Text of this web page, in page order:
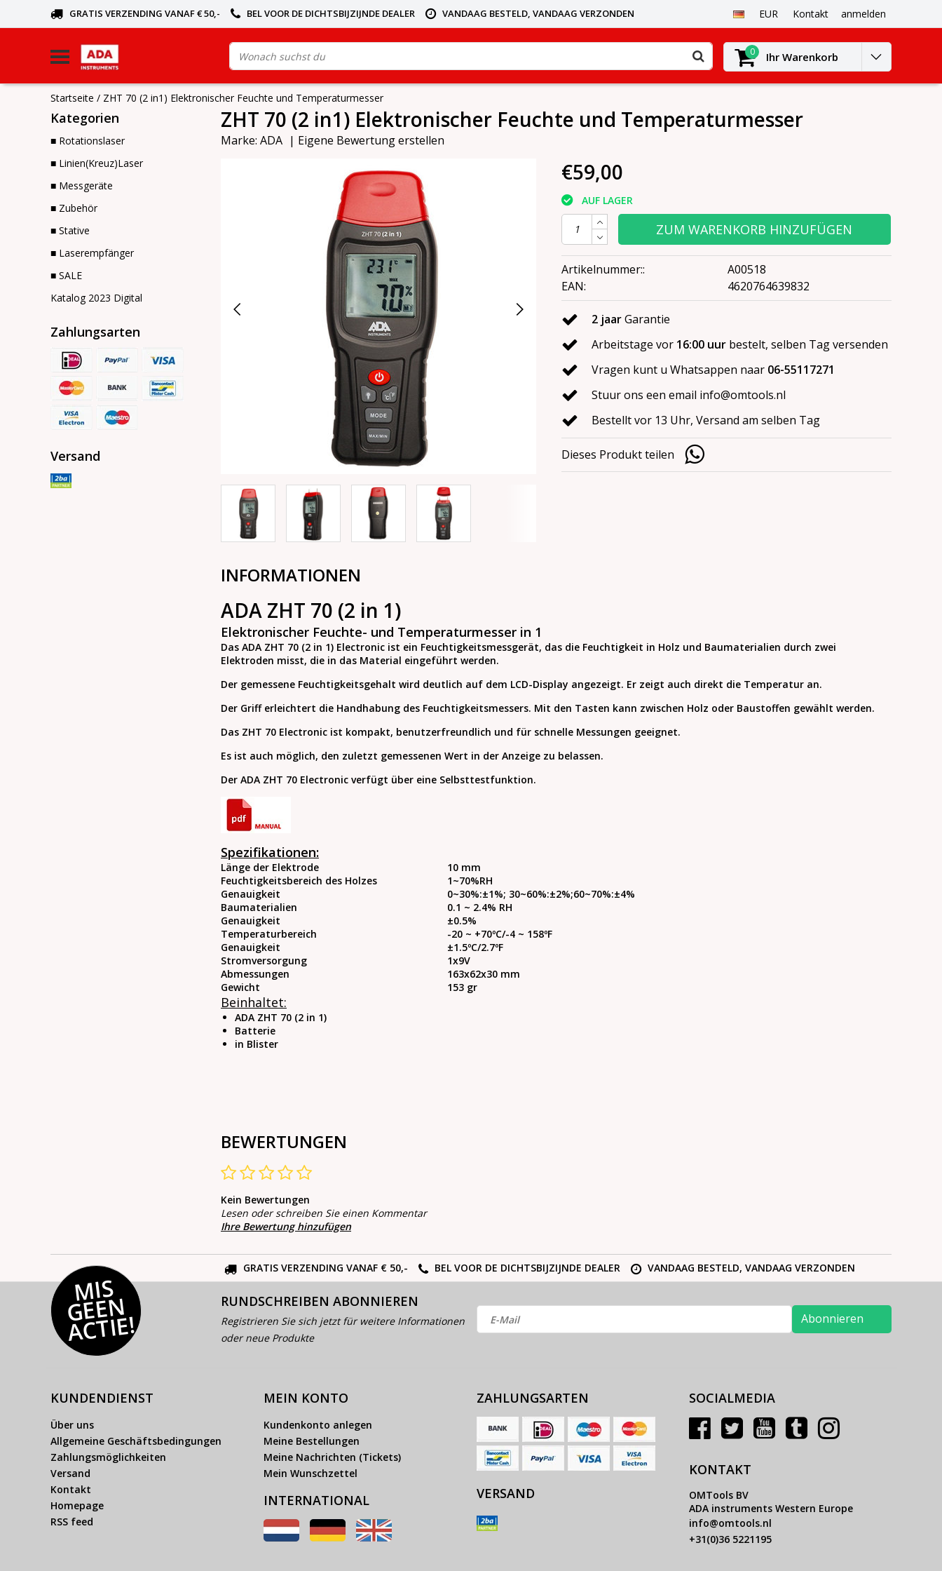
GRATIS VERZENDING VANAF € 50,- BEL VOOR DE DICHTSBIJZIJNDE DEALER VANDAAG BESTELD, VANDAAG VERZONDEN EUR Kontakt anmelden
0 Ihr Warenkorb
Startseite / ZHT 70 (2 in1) Elektronischer Feuchte und Temperaturmesser
Kategorien
■ Rotationslaser
■ Linien(Kreuz)Laser
■ Messgeräte
■ Zubehör
■ Stative
■ Laserempfänger
■ SALE
Katalog 2023 Digital
Zahlungsarten
Versand
ZHT 70 (2 in1) Elektronischer Feuchte und Temperaturmesser
Marke: ADA | Eigene Bewertung erstellen
€59,00
AUF LAGER
ZUM WARENKORB HINZUFÜGEN
Artikelnummer::
A00518
EAN:
4620764639832
2 jaarGarantie
Arbeitstage vor 16:00 uur bestelt, selben Tag versenden
Vragen kunt u Whatsappen naar 06-55117271
Stuur ons een email info@omtools.nl
Bestellt vor 13 Uhr, Versand am selben Tag
Dieses Produkt teilen
INFORMATIONEN
ADA ZHT 70 (2 in 1)
Elektronischer Feuchte- und Temperaturmesser in 1
Das ADA ZHT 70 (2 in 1) Electronic ist ein Feuchtigkeitsmessgerät, das die Feuchtigkeit in Holz und Baumaterialien durch zwei
Elektroden misst, die in das Material eingeführt werden.
Der gemessene Feuchtigkeitsgehalt wird deutlich auf dem LCD-Display angezeigt. Er zeigt auch direkt die Temperatur an.
Der Griff erleichtert die Handhabung des Feuchtigkeitsmessers. Mit den Tasten kann zwischen Holz oder Baustoffen gewählt werden.
Das ZHT 70 Electronic ist kompakt, benutzerfreundlich und für schnelle Messungen geeignet.
Es ist auch möglich, den zuletzt gemessenen Wert in der Anzeige zu belassen.
Der ADA ZHT 70 Electronic verfügt über eine Selbsttestfunktion.
Spezifikationen:
Länge der Elektrode
10 mm
Feuchtigkeitsbereich des Holzes
1~70%RH
Genauigkeit
0~30%:±1%; 30~60%:±2%;60~70%:±4%
Baumaterialien
0.1 ~ 2.4% RH
Genauigkeit
±0.5%
Temperaturbereich
-20 ~ +70ºС/-4 ~ 158ºF
Genauigkeit
±1.5ºС/2.7ºF
Stromversorgung
1х9V
Abmessungen
163х62х30 mm
Gewicht
153 gr
Beinhaltet:
ADA ZHT 70 (2 in 1)
Batterie
in Blister
BEWERTUNGEN
Kein Bewertungen
Lesen oder schreiben Sie einen Kommentar
Ihre Bewertung hinzufügen
GRATIS VERZENDING VANAF € 50,- BEL VOOR DE DICHTSBIJZIJNDE DEALER VANDAAG BESTELD, VANDAAG VERZONDEN
MI
S
G
E
E
N
A
C
TI
E!
RUNDSCHREIBEN ABONNIEREN
Registrieren Sie sich jetzt für weitere Informationen
oder neue Produkte
Abonnieren
KUNDENDIENST
Über uns
Allgemeine Geschäftsbedingungen
Zahlungsmöglichkeiten
Versand
Kontakt
Homepage
RSS feed
MEIN KONTO
Kundenkonto anlegen
Meine Bestellungen
Meine Nachrichten (Tickets)
Mein Wunschzettel
INTERNATIONAL
ZAHLUNGSARTEN
VERSAND
SOCIALMEDIA
KONTAKT
OMTools BV
ADA instruments Western Europe
info@omtools.nl
+31(0)36 5221195